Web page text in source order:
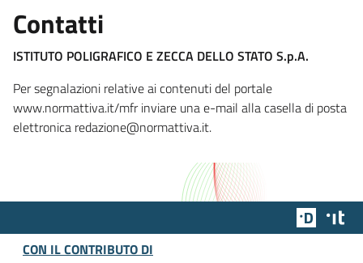
Contatti
ISTITUTO POLIGRAFICO E ZECCA DELLO STATO S.p.A.
Per segnalazioni relative ai contenuti del portale
www.normattiva.it/mfr inviare una e-mail alla casella di posta
elettronica redazione@normattiva.it.
Team
CON IL CONTRIBUTO DI